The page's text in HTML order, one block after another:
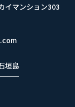
イマンション303
垣島